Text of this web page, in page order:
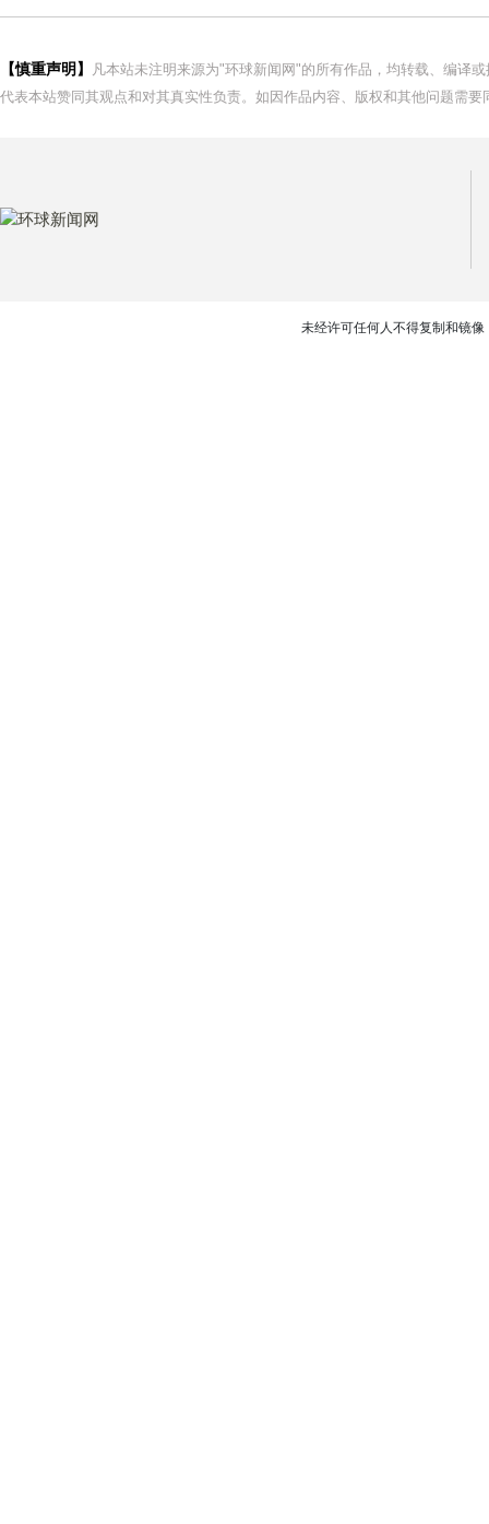
【慎重声明】
凡本站未注明来源为"环球新闻网"的所有作品，均转载、编译
代表本站赞同其观点和对其真实性负责。如因作品内容、版权和其他问题需
未经许可任何人不得复制和镜